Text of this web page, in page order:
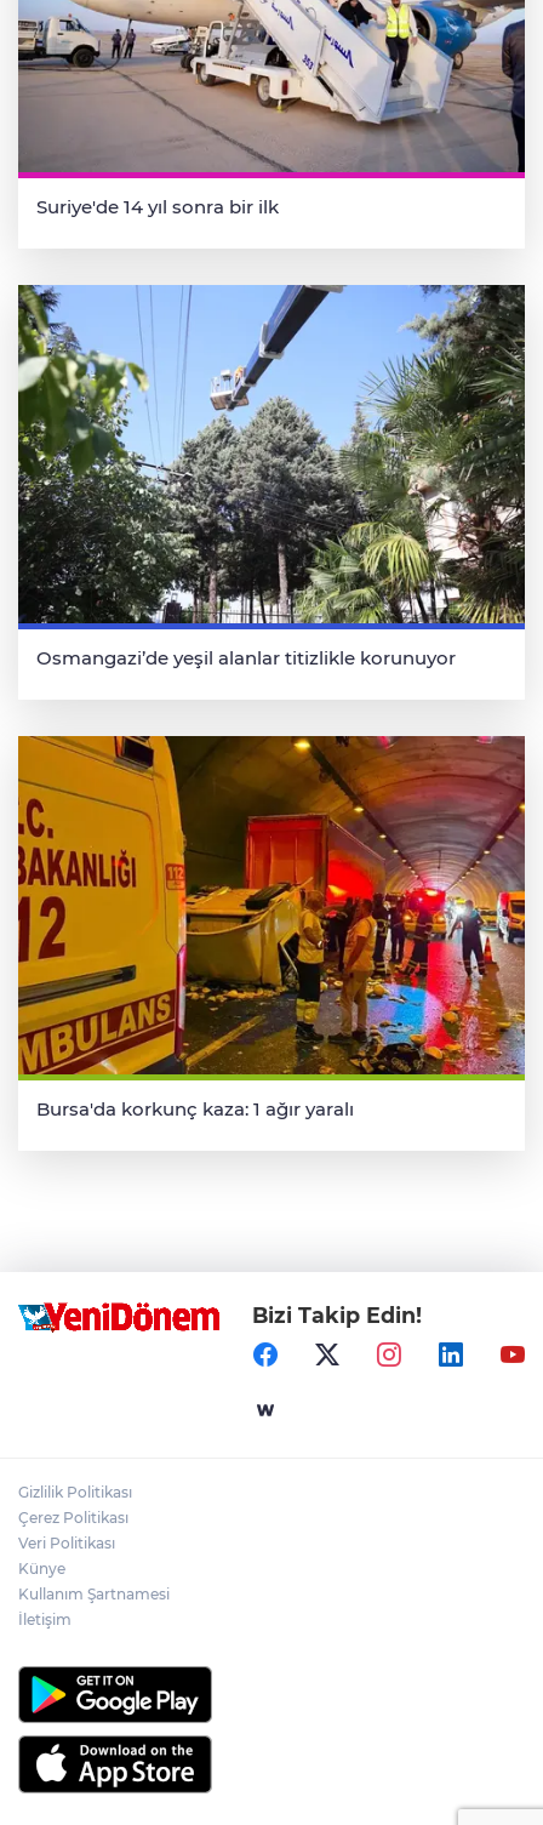
Suriye'de 14 yıl sonra bir ilk
Osmangazi’de yeşil alanlar titizlikle korunuyor
Bursa'da korkunç kaza: 1 ağır yaralı
Bizi Takip Edin!
Gizlilik Politikası
Çerez Politikası
Veri Politikası
Künye
Kullanım Şartnamesi
İletişim